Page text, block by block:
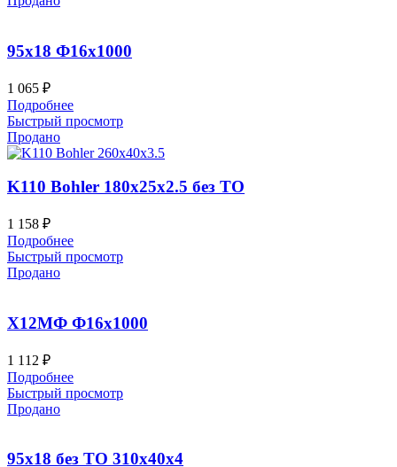
95х18 Ф16х1000
1 065 ₽
Подробнее
Быстрый просмотр
Продано
K110 Bohler 180x25x2.5 без ТО
1 158 ₽
Подробнее
Быстрый просмотр
Продано
Х12МФ Ф16х1000
1 112 ₽
Подробнее
Быстрый просмотр
Продано
95х18 без ТО 310x40x4